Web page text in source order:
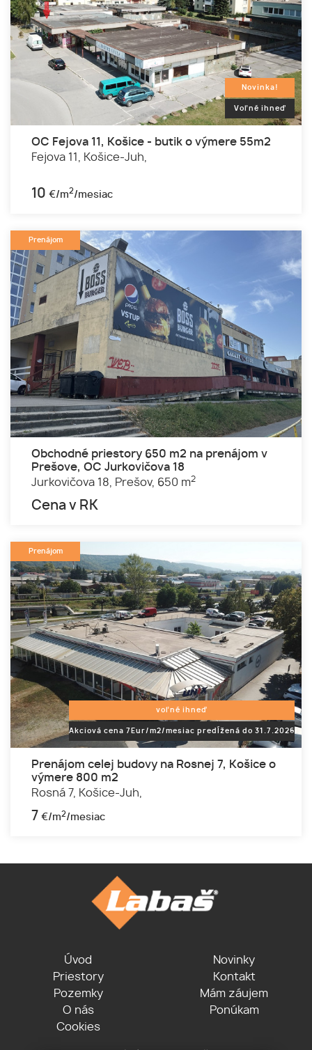
Novinka!
Voľné ihneď
OC Fejova 11, Košice - butik o výmere 55m2
Fejova 11,
Košice-Juh,
10 €/m2/mesiac
Prenájom
Obchodné priestory 650 m2 na prenájom v
Prešove, OC Jurkovičova 18
Jurkovičova 18,
Prešov, 650 m2
Cena v RK
Prenájom
voľné ihneď
Akciová cena 7Eur/m2/mesiac predĺžená do 31.7.2026
Prenájom celej budovy na Rosnej 7, Košice o
výmere 800 m2
Rosná 7, Košice-Juh,
7 €/m2/mesiac
Úvod
Priestory
Pozemky
O nás
Cookies
Novinky
Kontakt
Mám záujem
Ponúkam